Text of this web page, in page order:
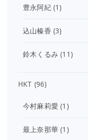
豊永阿紀(1)
込山榛香 (3)
鈴木くるみ (11)
HKT (96)
今村麻莉愛 (1)
最上奈那華 (1)